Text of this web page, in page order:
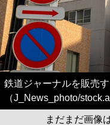
鉄道ジャーナルを販売
（J_News_photo/
まだまだ画像